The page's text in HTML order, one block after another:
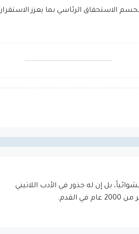
الرئاسي بما يعزز الاستقرار
بل إن له جذور في الأدب اللاتيني